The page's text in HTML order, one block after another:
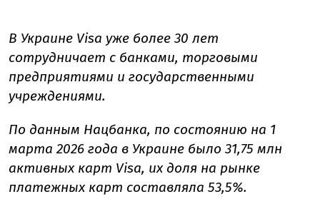
В Украине Visa уже более 30 лет
сотрудничает с банками, торговыми
предприятиями и государственными
учреждениями.
По данным Нацбанка, по состоянию на 1
марта 2026 года в Украине было 31,75 млн
активных карт Visa, их доля на рынке
платежных карт составляла 53,5%.